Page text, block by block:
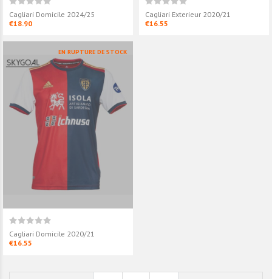
Cagliari Exterieur 2024/25
€18.90
Cagliari Domicile 2024/25
Cagliari Exterieur 2020/21
Cagliari Domicile 2024/25
€18.90
Cagliari Exterieur 2020/21
€16.55
EN RUPTURE DE STOCK
Cagliari Domicile 2020/21
€16.55